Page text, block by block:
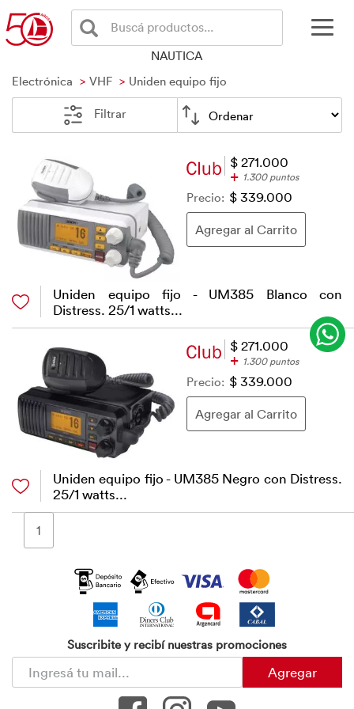
Buscá productos...
NAUTICA
Electrónica
VHF Uniden equipo fijo
Filtrar
$ 271.000
+ 1.300 puntos
Precio: $ 339.000
Uniden equipo fijo - UM385 Blanco con
Distress. 25/1 watts...
$ 271.000
+ 1.300 puntos
Precio: $ 339.000
Uniden equipo fijo - UM385 Negro con Distress.
25/1 watts...
1
Suscribite y recibí nuestras promociones
Agregar